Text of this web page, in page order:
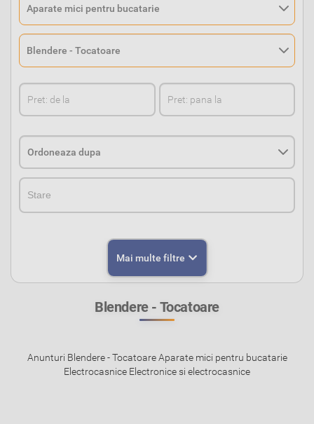
Mai multe filtre
Blendere - Tocatoare
Anunturi Blendere - Tocatoare Aparate mici pentru bucatarie
Electrocasnice Electronice si electrocasnice